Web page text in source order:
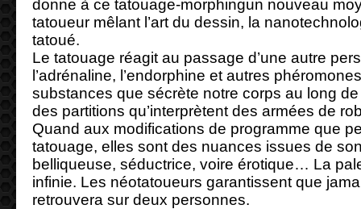
donne à ce tatouage-morphingun nouveau
tatoueur mêlant l’art du dessin, la
tatoué.
Le tatouage réagit au passage d’une autre
l’adrénaline, l’endorphine et autres
substances que sécrète notre corps au long
des partitions qu’interprètent des armées de
Quand aux modifications de programme que
tatouage, elles sont des nuances issues de
belliqueuse, séductrice, voire érotique… La
infinie. Les néotatoueurs garantissent que
retrouvera sur deux personnes.